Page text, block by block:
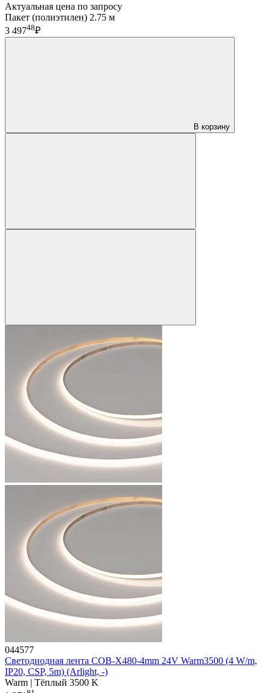
Актуальная цена по запросу
Пакет (полиэтилен) 2.75 м
3 49748₽
В корзину
044577
Светодиодная лента COB-X480-4mm 24V Warm3500 (4 W/m,
IP20, CSP, 5m) (Arlight, -)
Warm | Тёплый 3500 K